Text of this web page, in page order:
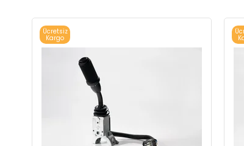
Ücretsiz
Kargo